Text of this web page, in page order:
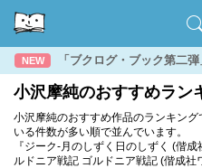
NEW 「ブクログ・ブック第二
小沢摩純のおすすめラン
小沢摩純のおすすめ作品のランキン
いる件数が多い順で並んでいます。
『ジーク-月のしずく日のしずく (偕
ルドニア戦記 ゴルドニア戦記 (偕成